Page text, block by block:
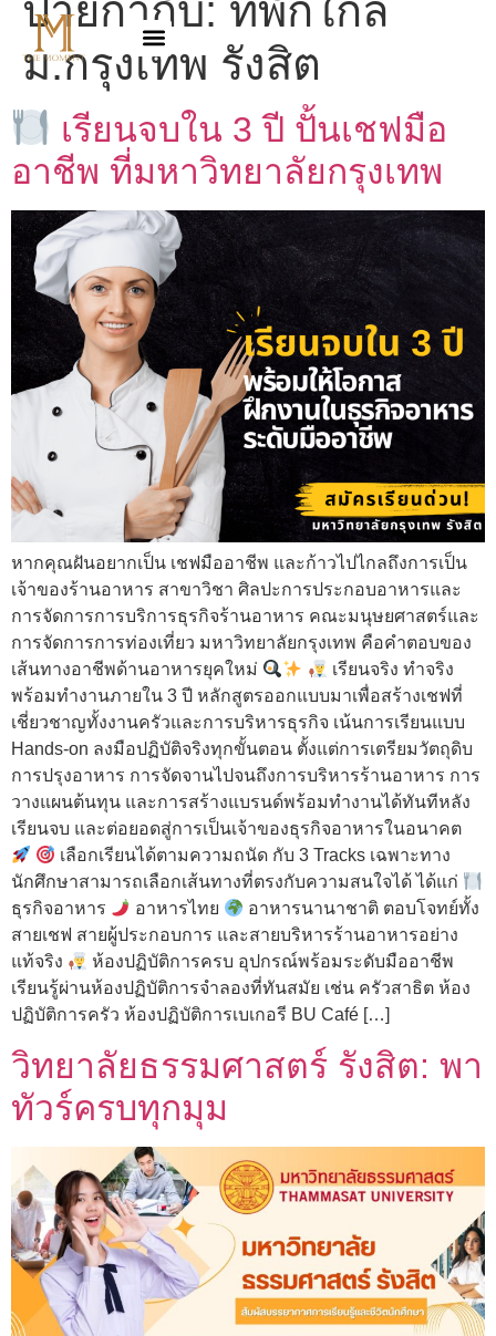
ป้ายกำกับ: ที่พักใกล้
ม.กรุงเทพ รังสิต
เรียนจบใน 3 ปี ปั้นเชฟมือ
อาชีพ ที่มหาวิทยาลัยกรุงเทพ
หากคุณฝันอยากเป็น เชฟมืออาชีพ และก้าวไปไกลถึงการเป็น
เจ้าของร้านอาหาร สาขาวิชา ศิลปะการประกอบอาหารและ
การจัดการการบริการธุรกิจร้านอาหาร คณะมนุษยศาสตร์และ
การจัดการการท่องเที่ยว มหาวิทยาลัยกรุงเทพ คือคำตอบของ
เส้นทางอาชีพด้านอาหารยุคใหม่
เรียนจริง ทำจริง
พร้อมทำงานภายใน 3 ปี หลักสูตรออกแบบมาเพื่อสร้างเชฟที่
เชี่ยวชาญทั้งงานครัวและการบริหารธุรกิจ เน้นการเรียนแบบ
Hands-on ลงมือปฏิบัติจริงทุกขั้นตอน ตั้งแต่การเตรียมวัตถุดิบ
การปรุงอาหาร การจัดจานไปจนถึงการบริหารร้านอาหาร การ
วางแผนต้นทุน และการสร้างแบรนด์พร้อมทำงานได้ทันทีหลัง
เรียนจบ และต่อยอดสู่การเป็นเจ้าของธุรกิจอาหารในอนาคต
เลือกเรียนได้ตามความถนัด กับ 3 Tracks เฉพาะทาง
นักศึกษาสามารถเลือกเส้นทางที่ตรงกับความสนใจได้ ได้แก่
ธุรกิจอาหาร
อาหารไทย
อาหารนานาชาติ ตอบโจทย์ทั้ง
สายเชฟ สายผู้ประกอบการ และสายบริหารร้านอาหารอย่าง
แท้จริง
ห้องปฏิบัติการครบ อุปกรณ์พร้อมระดับมืออาชีพ
เรียนรู้ผ่านห้องปฏิบัติการจำลองที่ทันสมัย เช่น ครัวสาธิต ห้อง
ปฏิบัติการครัว ห้องปฏิบัติการเบเกอรี BU Café […]
วิทยาลัยธรรมศาสตร์ รังสิต: พา
ทัวร์ครบทุกมุม